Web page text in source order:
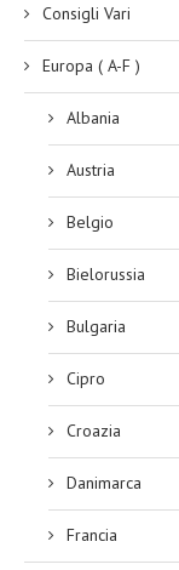
Consigli Vari
Europa ( A-F )
Albania
Austria
Belgio
Bielorussia
Bulgaria
Cipro
Croazia
Danimarca
Francia